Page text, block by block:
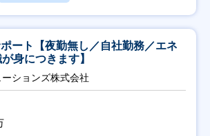
ート【夜勤無し／自社勤務／エネ
身につきます】
ションズ株式会社